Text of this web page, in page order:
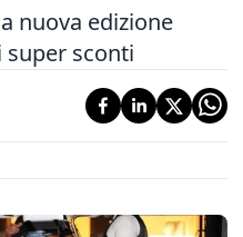
nuova edizione
super sconti